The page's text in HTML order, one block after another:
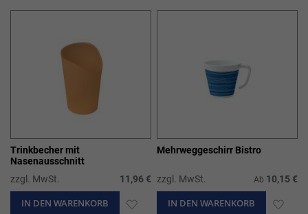
Trinkbecher mit
Nasenausschnitt
zzgl. MwSt.
11,96 €
IN DEN WARENKORB ZUR
Mehrweggeschirr Bistro
zzgl. MwSt. Ab 10,15 €
IN DEN WARENKORB ZUR